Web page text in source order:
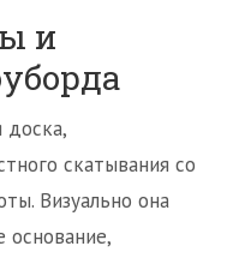
и
доска,
скатывания со
Визуально она
основание,